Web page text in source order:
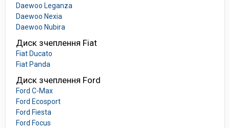
Daewoo Leganza
Daewoo Nexia
Daewoo Nubira
Диск зчеплення Fiat
Fiat Ducato
Fiat Panda
Диск зчеплення Ford
Ford C-Max
Ford Ecosport
Ford Fiesta
Ford Focus